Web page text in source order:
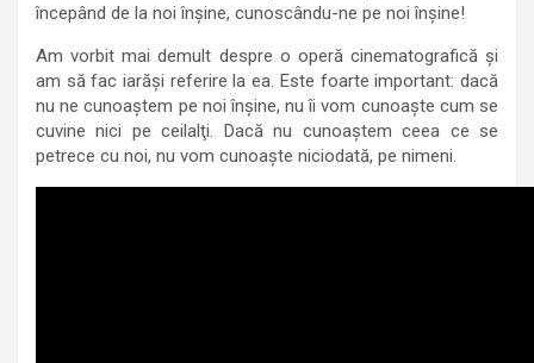
începând de la noi înşine, cunoscându-ne pe noi înşine!
Am vorbit mai demult despre o operă cinematografică şi
am să fac iarăşi referire la ea. Este foarte important: dacă
nu ne cunoaştem pe noi înşine, nu îi vom cunoaşte cum se
cuvine nici pe ceilalţi. Dacă nu cunoaştem ceea ce se
petrece cu noi, nu vom cunoaşte niciodată, pe nimeni.